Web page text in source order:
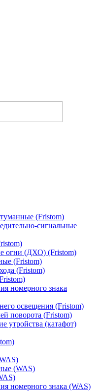
(Fristom)
сигнальные
огни (ДХО) (Fristom)
(Fristom)
(Fristom)
номерного знака
освещения (Fristom)
поворота (Fristom)
утройства (катафот)
(WAS)
номерного знака (WAS)